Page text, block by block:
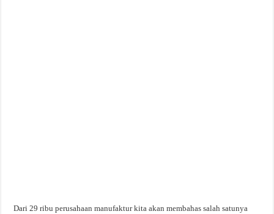
Dari 29 ribu perusahaan manufaktur kita akan membahas salah satunya